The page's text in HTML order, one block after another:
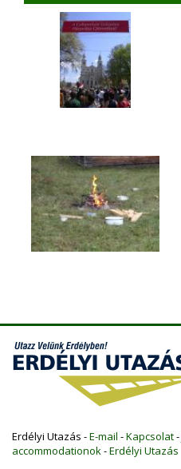
Erdélyi Utazás -E-mail -Kapcsolat-
accommodationok-Erdélyi Utazás